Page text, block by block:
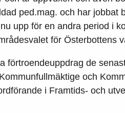
ped.mag. och har jobbat
upp för en andra period i
för Österbottens
förtroendeuppdrag de
och
i Framtids- och